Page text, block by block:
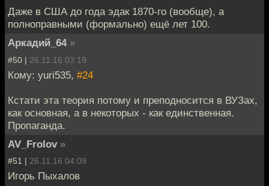
Даже в США до года эдак 1870-го (вообще), а
полноправными (формально) ещё лет 100.
Аркадий_64 »
#50 | 26.11.16 03:19
Кому: yuri535, #24
Кстати эта теория потому и преподносится в ВУЗах,
как основная, а в некоторых - как единственная.
Пропаганда.
AV_Frolov »
#51 | 26.11.16 04:09
Игорь Пыхалов